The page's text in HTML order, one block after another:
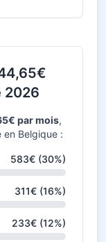
2026
par mois,
Belgique :
583€ (30%)
311€ (16%)
233€ (12%)